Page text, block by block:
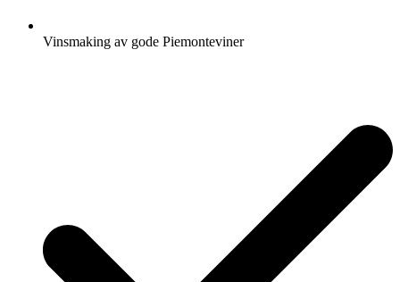
Vinsmaking av gode Piemonteviner